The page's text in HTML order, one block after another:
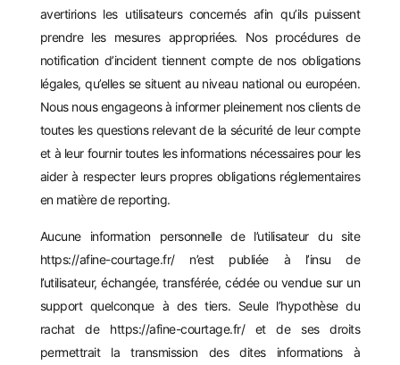
avertirions les utilisateurs concernés afin qu’ils puissent
prendre les mesures appropriées. Nos procédures de
notification d’incident tiennent compte de nos obligations
légales, qu’elles se situent au niveau national ou européen.
Nous nous engageons à informer pleinement nos clients de
toutes les questions relevant de la sécurité de leur compte
et à leur fournir toutes les informations nécessaires pour les
aider à respecter leurs propres obligations réglementaires
en matière de reporting.
Aucune information personnelle de l’utilisateur du site
https://afine-courtage.fr/n’est publiée à l’insu de
l’utilisateur, échangée, transférée, cédée ou vendue sur un
support quelconque à des tiers. Seule l’hypothèse du
rachat de https://afine-courtage.fr/et de ses droits
permettrait la transmission des dites informations à